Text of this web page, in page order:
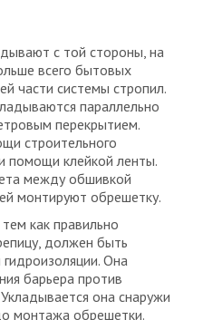
с той стороны, на
всего бытовых
части системы стропил.
параллельно
перекрытием.
строительного
помощи клейкой ленты.
между обшивкой
монтируют обрешетку.
как правильно
должен быть
Она
барьера против
она снаружи
монтажа обрешетки.